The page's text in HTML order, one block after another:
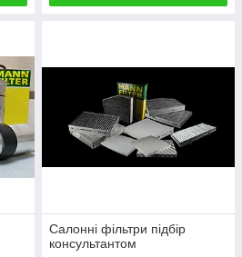
Салонні фільтри підбір
консультантом